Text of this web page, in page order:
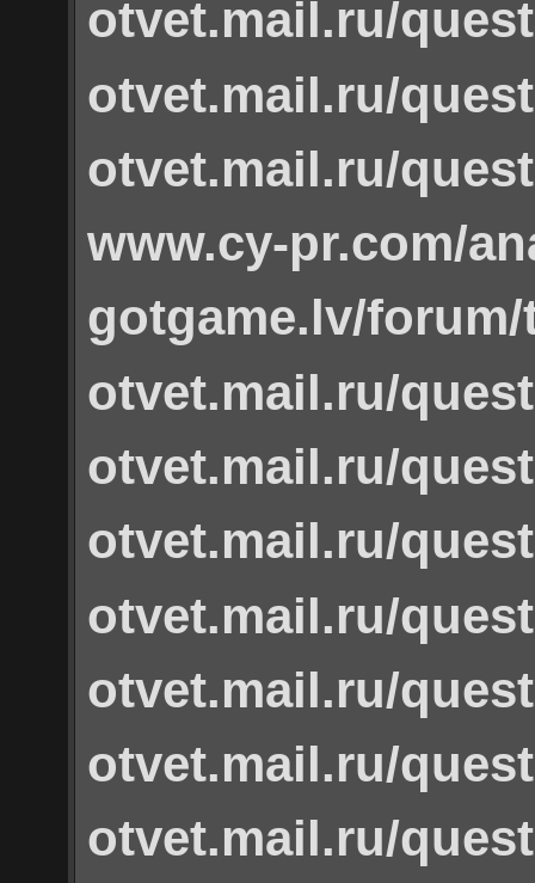
otvet.mail.ru/
otvet.mail.ru/
otvet.mail.ru/
www.cy-pr.com/
gotgame.lv/forum/
otvet.mail.ru/
otvet.mail.ru/
otvet.mail.ru/
otvet.mail.ru/
otvet.mail.ru/
otvet.mail.ru/
otvet.mail.ru/